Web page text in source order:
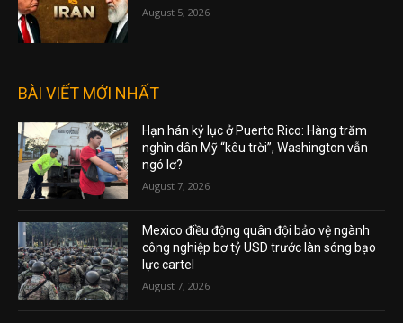
August 5, 2026
BÀI VIẾT MỚI NHẤT
Hạn hán kỷ lục ở Puerto Rico: Hàng trăm
nghìn dân Mỹ “kêu trời”, Washington vẫn
ngó lơ?
August 7, 2026
Mexico điều động quân đội bảo vệ ngành
công nghiệp bơ tỷ USD trước làn sóng bạo
lực cartel
August 7, 2026